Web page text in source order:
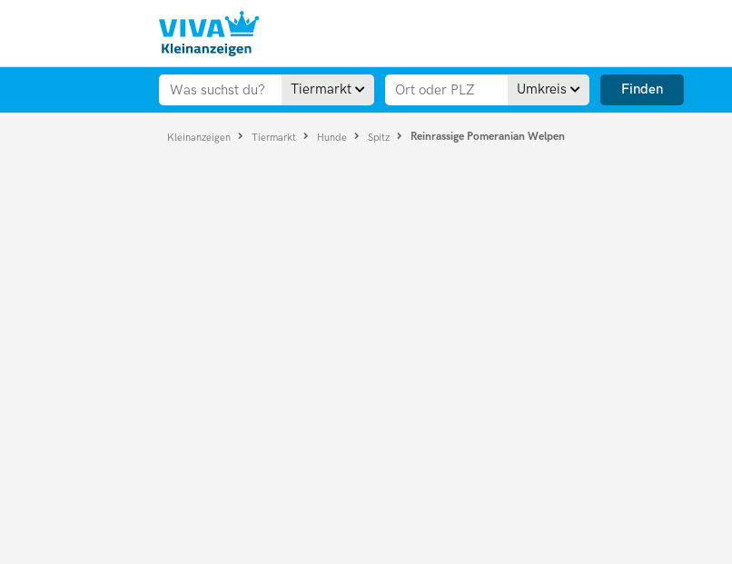
Tiermarkt Umkreis Finden
Kleinanzeigen Tiermarkt Hunde Spitz Reinrassige Pomeranian Welpen